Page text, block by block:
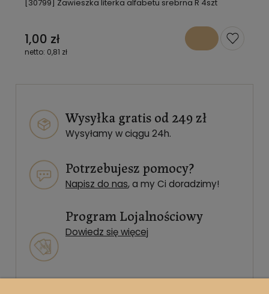
[30799] Zawieszka literka alfabetu srebrna R 4szt
1,00 zł
0,81 zł
Wysyłka gratis od 249 zł
Wysyłamy w ciągu 24h.
Potrzebujesz pomocy?
Napisz do nas, a my Ci doradzimy!
Program Lojalnościowy
Dowiedz się więcej